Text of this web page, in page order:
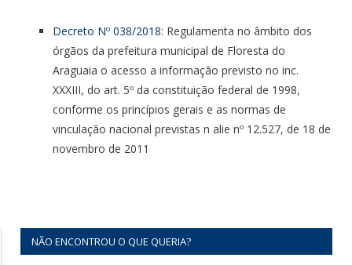
Decreto Nº 038/2018: Regulamenta no âmbito dos
órgãos da prefeitura municipal de Floresta do
Araguaia o acesso a informação previsto no inc.
XXXIII, do art. 5º da constituição federal de 1998,
conforme os princípios gerais e as normas de
vinculação nacional previstas n alie nº 12.527, de 18 de
novembro de 2011
NÃO ENCONTROU O QUE QUERIA?